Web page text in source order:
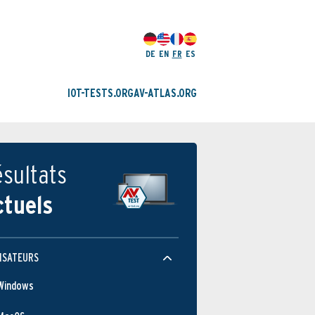
DE EN FR ES
IOT-TESTS.ORGAV-ATLAS.ORG